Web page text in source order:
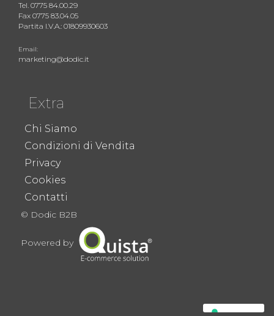
Tel. 0775 84.00.29
Fax 0775 83.04.05
Partita I.V.A.: 01809930603
Email:
marketing@dodic.it
Extra
Chi Siamo
Condizioni di Vendita
Privacy
Cookies
Contatti
© Dodic B2B
Powered by